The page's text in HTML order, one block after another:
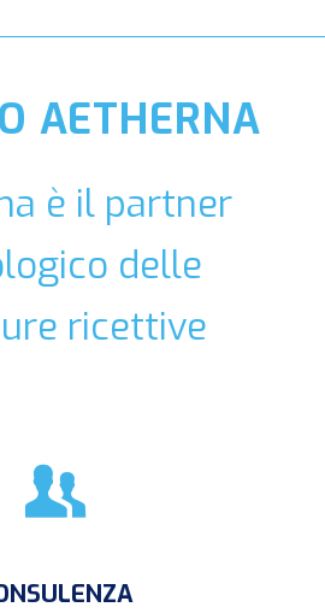
AETHERNA
è il partner
delle
ricettive